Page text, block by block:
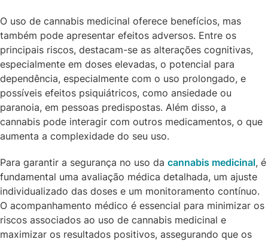
O uso de cannabis medicinal oferece benefícios, mas
também pode apresentar efeitos adversos. Entre os
principais riscos, destacam-se as alterações cognitivas,
especialmente em doses elevadas, o potencial para
dependência, especialmente com o uso prolongado, e
possíveis efeitos psiquiátricos, como ansiedade ou
paranoia, em pessoas predispostas. Além disso, a
cannabis pode interagir com outros medicamentos, o que
aumenta a complexidade do seu uso.
Para garantir a segurança no uso da cannabis medicinal, é
fundamental uma avaliação médica detalhada, um ajuste
individualizado das doses e um monitoramento contínuo.
O acompanhamento médico é essencial para minimizar os
riscos associados ao uso de cannabis medicinal e
maximizar os resultados positivos, assegurando que os